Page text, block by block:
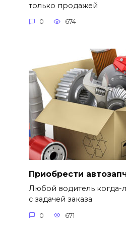
только продажей
0 674
Приобрести
Любой водитель когда-
с задачей заказа
0 671